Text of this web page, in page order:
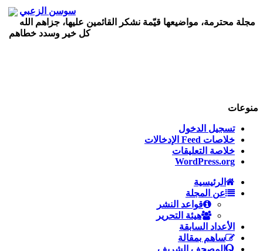
سوسن الزعبي
مجلة محترمة، مواضيعها قيّمة نشكر القائمين عليها، جزاهم الله
كل خير وسدد خطاهم
تعد مجلة الربيبة من افضل المجلات العلمية على الاطلاق،
تحتوي على نخب علمية متطورة في عالمنا العربي ...
منوعات
تسجيل الدخول
خلاصات Feed الإدخالات
خلاصة التعليقات
WordPress.org
الرئيسية
عن المجلة
قواعد النشر
هيئة التحرير
الأعداد السابقة
ساهم بمقالة
المصحف الشريف